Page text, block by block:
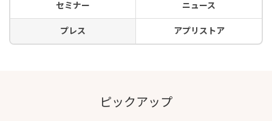
セミナー ニュース
プレス アプリストア
ピックアップ